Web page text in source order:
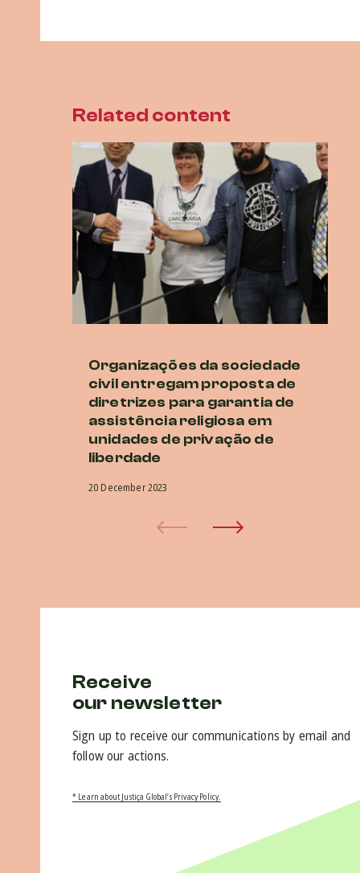
Related content
Organizações da sociedade
civil entregam proposta de
diretrizes para garantia de
assistência religiosa em
unidades de privação de
liberdade
20 December 2023
Receive
our newsletter
Sign up to receive our communications by email and
follow our actions.
* Learn about Justiça Global’s Privacy Policy.